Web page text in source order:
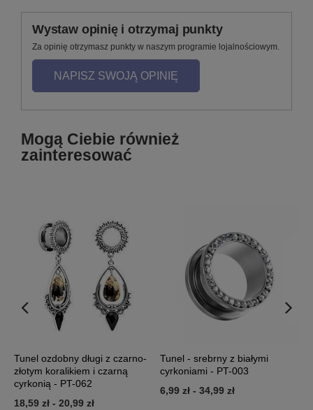
Wystaw opinię i otrzymaj punkty
Za opinię otrzymasz punkty w naszym programie lojalnościowym.
NAPISZ SWOJĄ OPINIĘ
Mogą Ciebie również
zainteresować
Tunel ozdobny długi z czarno-
złotym koralikiem i czarną
cyrkonią - PT-062
18,59 zł - 20,99 zł
Tunel - srebrny z białymi
cyrkoniami - PT-003
6,99 zł - 34,99 zł